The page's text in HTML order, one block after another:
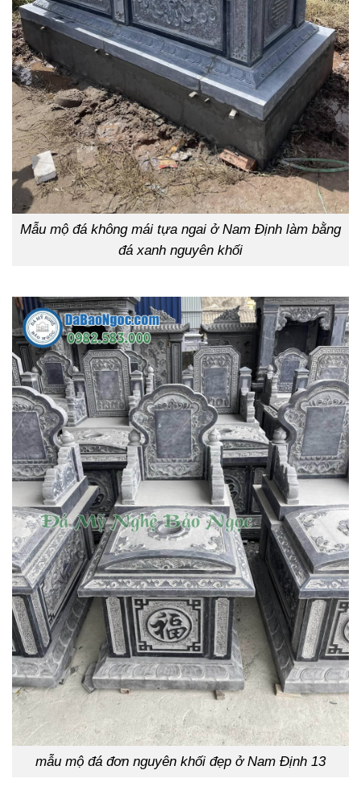
Mẫu mộ đá không mái tựa ngai ở Nam Định làm bằng
đá xanh nguyên khối
mẫu mộ đá đơn nguyên khối đẹp ở Nam Định 13